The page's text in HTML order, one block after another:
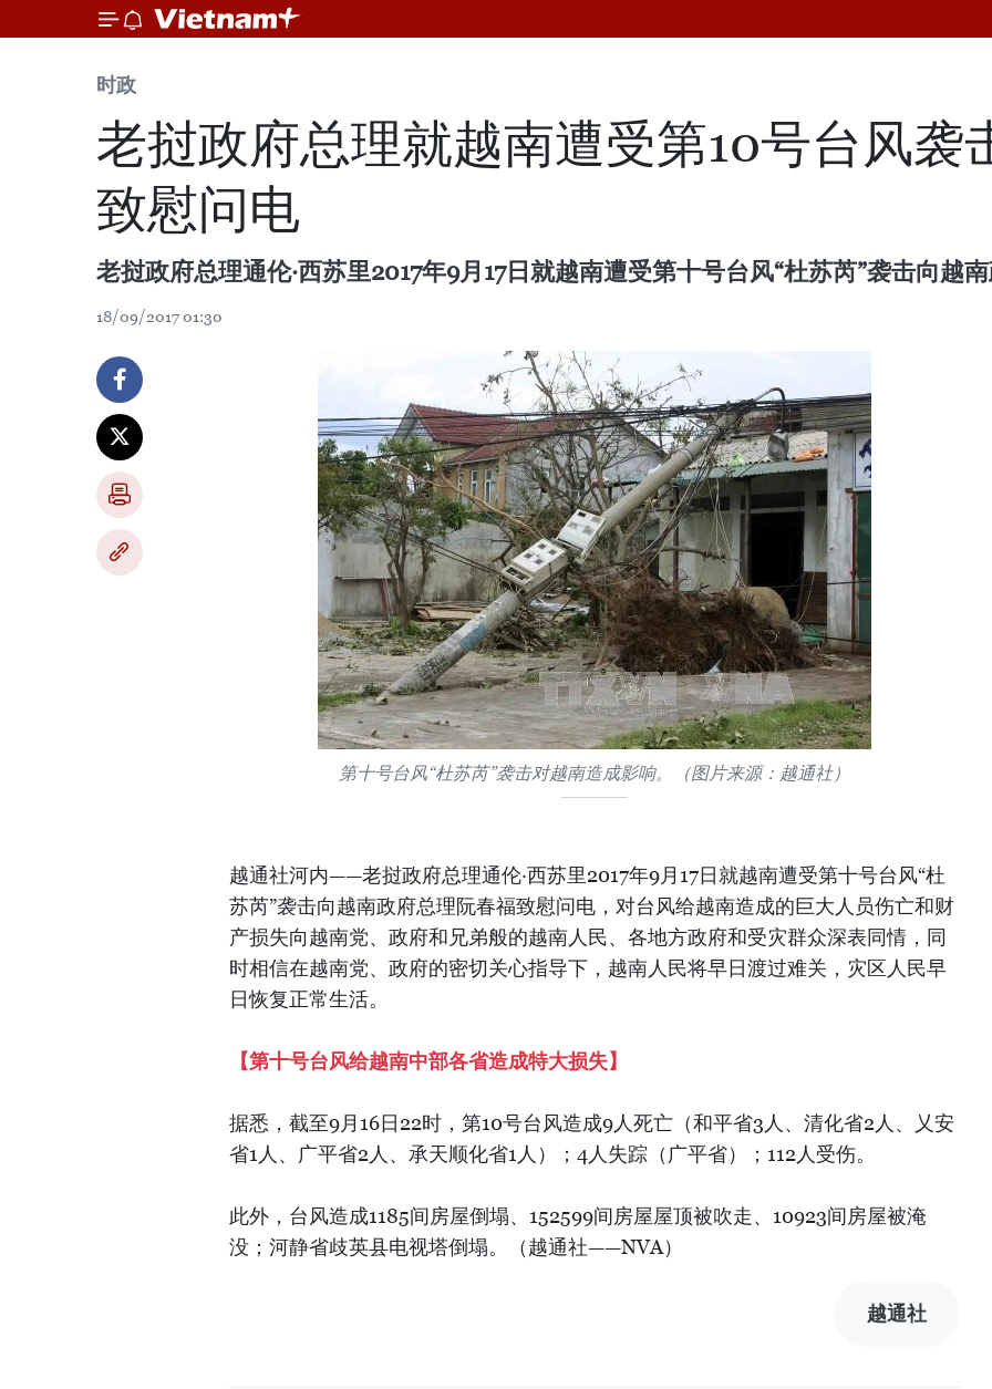
时政
老挝政府总理就越南遭受第10号台风袭
致慰问电
老挝政府总理通伦·西苏里2017年9月17日就越南遭受第十号台风“杜苏芮”袭击向越
18/09/2017 01:30
第十号台风“杜苏芮”袭击对越南造成影响。（图片来源：越通社）
越通社河内——老挝政府总理通伦·西苏里2017年9月17日就越南遭受第十号台风“杜
苏芮”袭击向越南政府总理阮春福致慰问电，对台风给越南造成的巨大人员伤亡和财
产损失向越南党、政府和兄弟般的越南人民、各地方政府和受灾群众深表同情，同
时相信在越南党、政府的密切关心指导下，越南人民将早日渡过难关，灾区人民早
日恢复正常生活。
【第十号台风给越南中部各省造成特大损失】
据悉，截至9月16日22时，第10号台风造成9人死亡（和平省3人、清化省2人、乂安
省1人、广平省2人、承天顺化省1人）；4人失踪（广平省）；112人受伤。
此外，台风造成1185间房屋倒塌、152599间房屋屋顶被吹走、10923间房屋被淹
没；河静省歧英县电视塔倒塌。（越通社——NVA）
越通社